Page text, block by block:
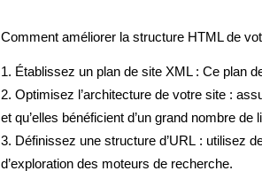
Comment améliorer la structure HTML de
Établissez un plan de site XML : Ce plan
Optimisez l’architecture de votre site :
et qu’elles bénéficient d’un grand nombre de
Définissez une structure d’URL : utilisez
d’exploration des moteurs de recherche.